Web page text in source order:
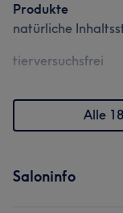
Produkte
natürliche
tierversuchsfrei
Alle
Saloninfo